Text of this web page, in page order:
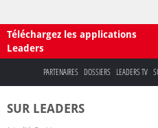
Téléchargez les applications
Leaders
PARTENAIRES DOSSIERS LEADERS TV
SUR LEADERS